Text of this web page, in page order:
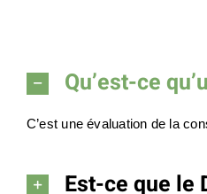
Qu’est-ce
C’est une évaluation de la
Est-ce que le